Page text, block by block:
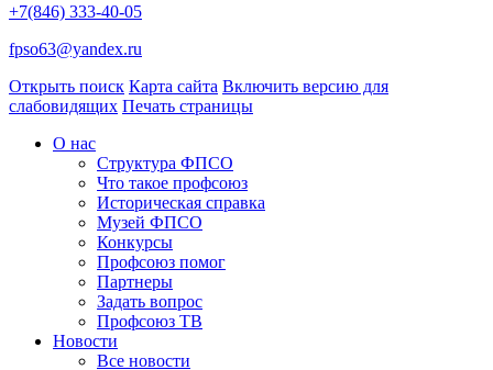
+7(846) 333-40-05
fpso63@yandex.ru
Открыть поиск Карта сайта Включить версию для
слабовидящих Печать страницы
О нас
Структура ФПСО
Что такое профсоюз
Историческая справка
Музей ФПСО
Конкурсы
Профсоюз помог
Партнеры
Задать вопрос
Профсоюз ТВ
Новости
Все новости